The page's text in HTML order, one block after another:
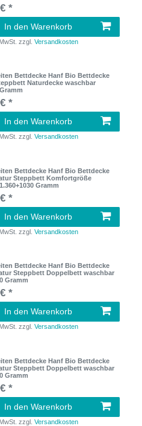
*
In den Warenkorb
zzgl.Versandkosten
Bettdecke Hanf Bio Bettdecke
Naturdecke waschbar
*
In den Warenkorb
zzgl.Versandkosten
Bettdecke Hanf Bio Bettdecke
Steppbett Komfortgröße
Gramm
*
In den Warenkorb
zzgl.Versandkosten
Bettdecke Hanf Bio Bettdecke
Steppbett Doppelbett waschbar
Gramm
*
In den Warenkorb
zzgl.Versandkosten
Bettdecke Hanf Bio Bettdecke
Steppbett Doppelbett waschbar
Gramm
*
In den Warenkorb
zzgl.Versandkosten